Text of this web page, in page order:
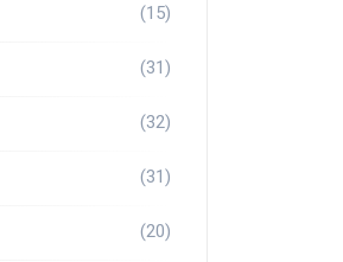
(15)
(31)
(32)
(31)
(20)